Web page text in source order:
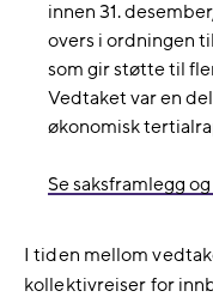
innen 31.
overs i ordningen
som gir støtte til
Vedtaket var en
økonomisk
Se saksframlegg
I tiden mellom
kollektivreiser for